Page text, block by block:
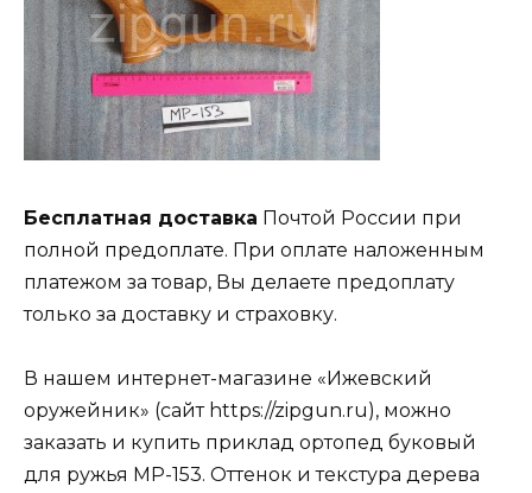
Бесплатная доставка Почтой России при
полной предоплате. При оплате наложенным
платежом за товар, Вы делаете предоплату
только за доставку и страховку.
В нашем интернет-магазине «Ижевский
оружейник» (сайт https://zipgun.ru), можно
заказать и купить приклад ортопед буковый
для ружья МР-153. Оттенок и текстура дерева